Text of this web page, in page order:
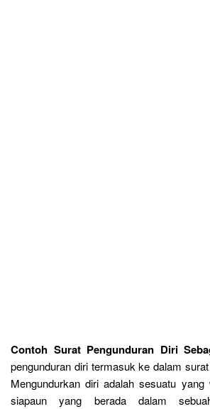
Contoh Surat Pengunduran Diri
pengunduran diri termasuk ke dalam
Mengundurkan diri adalah sesuatu
siapaun yang berada dalam